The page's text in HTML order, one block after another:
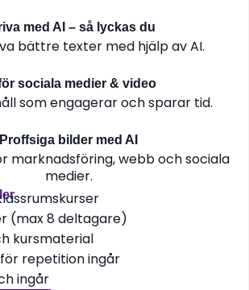
med AI – så lyckas du
bättre texter med hjälp av AI.
sociala medier & video
som engagerar och sparar tid.
Proffsiga bilder med AI
marknadsföring, webb och sociala
medier.
(max 8 deltagare)
kursmaterial
repetition ingår
ingår